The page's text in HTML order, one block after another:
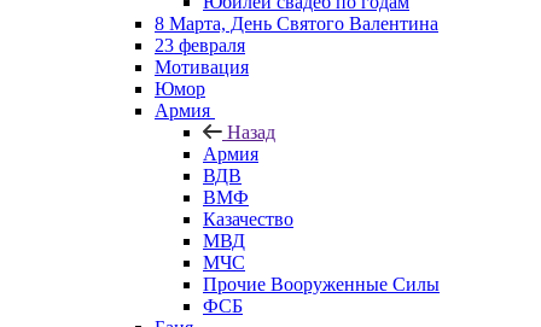
8 Марта, День Святого Валентина
23 февраля
Мотивация
Юмор
Армия
Назад
Армия
ВДВ
ВМФ
Казачество
МВД
МЧС
Прочие Вооруженные Силы
ФСБ